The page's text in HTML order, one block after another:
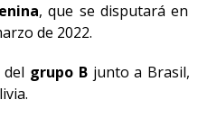
, que se disputará en
de 2022.
grupo Bjunto a Brasil,